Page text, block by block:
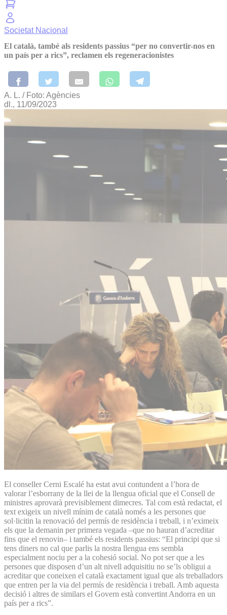
Societat Nacional
El català, també als residents passius “per no convertir-nos en
un país per a rics”, reclamen els regeneracionistes
A. L. / Foto: Agències
dl., 11/09/2023
El conseller Cerni Escalé ha estat avui contundent a l’hora de
valorar l’esborrany de la llei de la llengua oficial que el Consell de
ministres aprovarà previsiblement dimecres. Tal com està redactat, el
text exigeix un nivell mínim de català només a les persones que
sol·licitin la renovació del permís de residència i treball, i n’eximeix
els que la demanin per primera vegada –que no hauran d’acreditar
fins que el renovin– i també els residents passius: “El principi que si
tens diners no cal que parlis la nostra llengua ens sembla
especialment nociu per a la cohesió social. No pot ser que a les
persones que disposen d’un alt nivell adquisitiu no se’ls obligui a
acreditar que coneixen el català exactament igual que als treballadors
que entren per la via del permís de residència i treball. Amb aquesta
decisió i altres de similars el Govern està convertint Andorra en un
país per a rics”.